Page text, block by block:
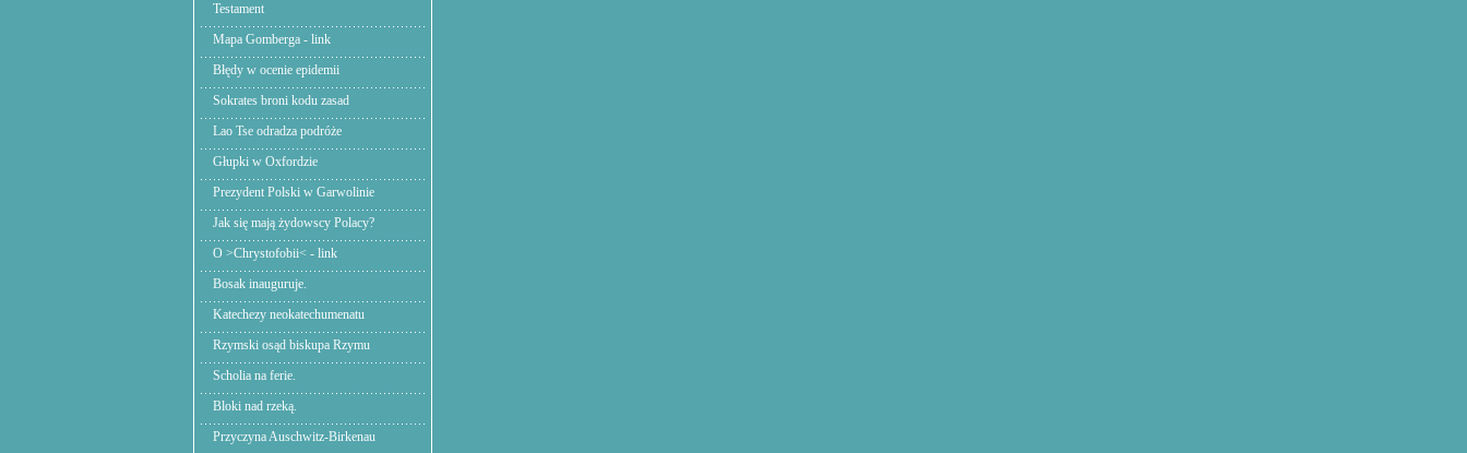
Testament
Mapa Gomberga - link
Błędy w ocenie epidemii
Sokrates broni kodu zasad
Lao Tse odradza podróże
Głupki w Oxfordzie
Prezydent Polski w Garwolinie
Jak się mają żydowscy Polacy?
O >Chrystofobii< - link
Bosak inauguruje.
Katechezy neokatechumenatu
Rzymski osąd biskupa Rzymu
Scholia na ferie.
Bloki nad rzeką.
Przyczyna Auschwitz-Birkenau